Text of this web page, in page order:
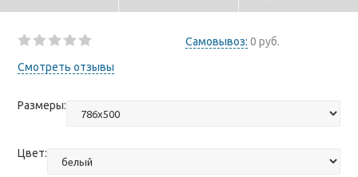
Самовывоз: 0 руб.
Смотреть отзывы
Размеры:
Цвет: